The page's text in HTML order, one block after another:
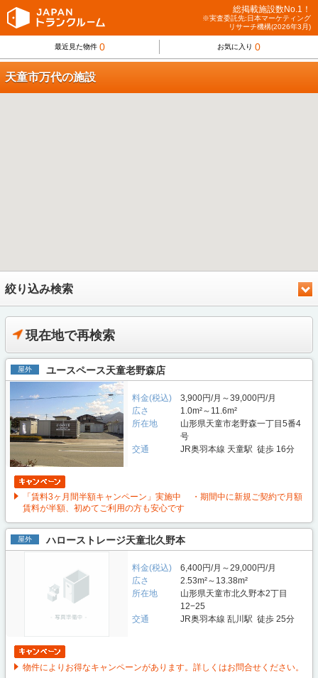
総掲載施設数No.1！
※実査委託先:日本マーケティング
リサーチ機構(2026年3月)
最近見た物件 0 お気に入り 0
天童市万代の施設
絞り込み検索
現在地で再検索
屋外 ユースペース天童老野森店
料金(税込)
3,900円/月～39,000円/月
広さ
1.0m²～11.6m²
所在地
山形県天童市老野森一丁目5番4
号
交通
JR奥羽本線 天童駅 徒歩 16分
「賃料3ヶ月間半額キャンペーン」実施中 ・期間中に新規ご契約で月額
賃料が半額、初めてご利用の方も安心です
屋外 ハローストレージ天童北久野本
料金(税込)
6,400円/月～29,000円/月
広さ
2.53m²～13.38m²
所在地
山形県天童市北久野本2丁目
12−25
交通
JR奥羽本線 乱川駅 徒歩 25分
物件によりお得なキャンペーンがあります。詳しくはお問合せください。